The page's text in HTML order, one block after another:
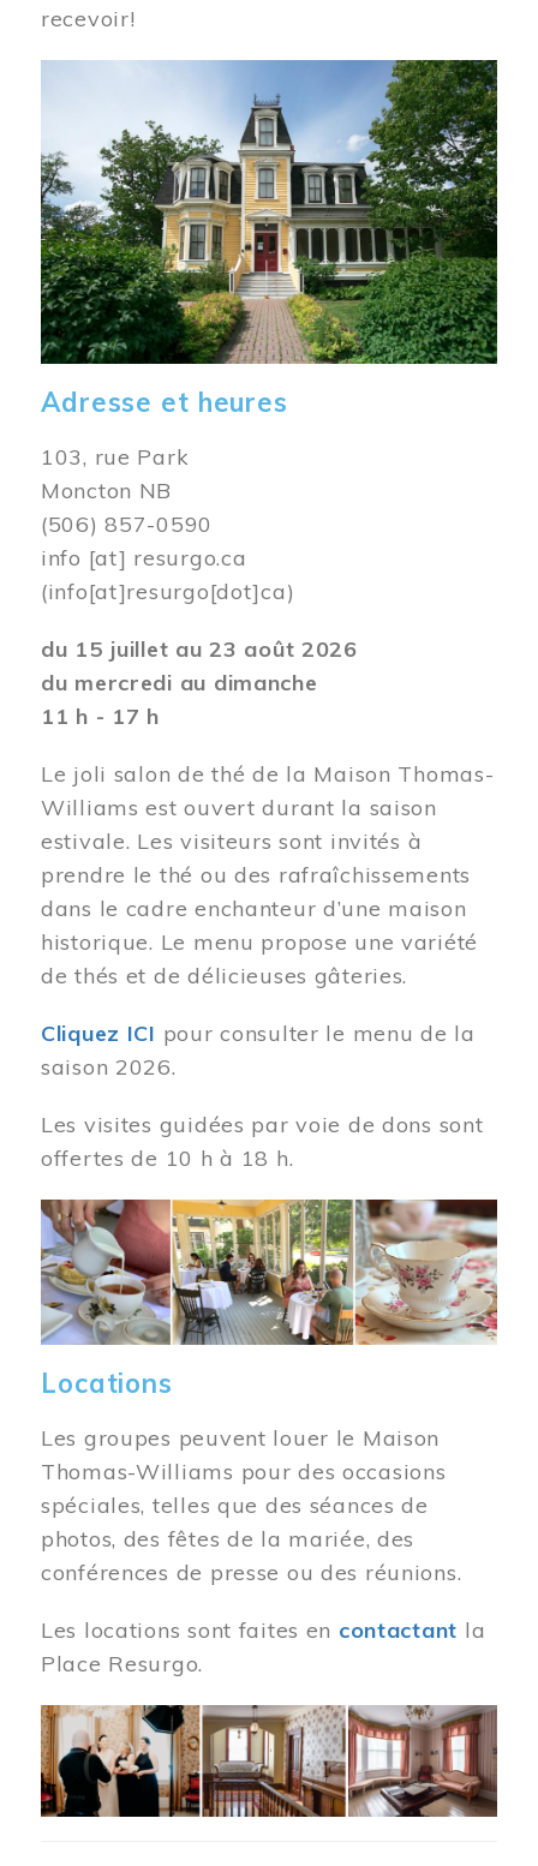
recevoir!
Adresse et heures
103, rue Park
Moncton NB
(506) 857-0590
info [at] resurgo.ca
(info[at]resurgo[dot]ca)
du 15 juillet au 23 août 2026
du mercredi au dimanche
11 h - 17 h
Le joli salon de thé de la Maison Thomas-
Williams est ouvert durant la saison
estivale. Les visiteurs sont invités à
prendre le thé ou des rafraîchissements
dans le cadre enchanteur d’une maison
historique. Le menu propose une variété
de thés et de délicieuses gâteries.
Cliquez ICI pour consulter le menu de la
saison 2026.
Les visites guidées par voie de dons sont
offertes de 10 h à 18 h.
Image
Locations
Les groupes peuvent louer le Maison
Thomas-Williams pour des occasions
spéciales, telles que des séances de
photos, des fêtes de la mariée, des
conférences de presse ou des réunions.
Les locations sont faites en contactant la
Place Resurgo.
Image